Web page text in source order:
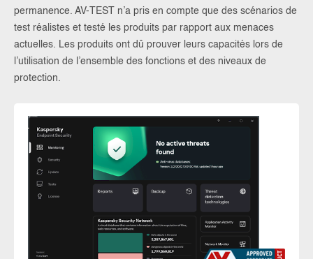
permanence. AV-TEST n’a pris en compte que des scénarios de
test réalistes et testé les produits par rapport aux menaces
actuelles. Les produits ont dû prouver leurs capacités lors de
l’utilisation de l’ensemble des fonctions et des niveaux de
protection.